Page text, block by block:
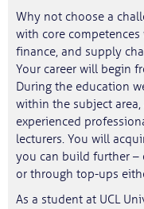
Why not choose a
with core
finance, and supply
Your career will begin
During the education
within the subject
experienced
lecturers. You will
you can build further
or through top-ups
As a student at UCL